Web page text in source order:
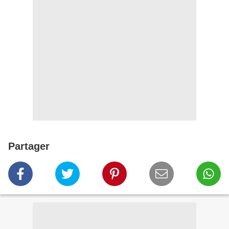
Partager